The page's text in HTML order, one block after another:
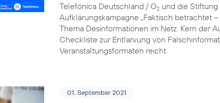
Telefónica Deutschland / O2 und die
Aufklärungskampagne „Faktisch betrachtet
Thema Desinformationen im Netz. Kern der
Checkliste zur Entlarvung von
Veranstaltungsformaten reicht.
01. September 2021